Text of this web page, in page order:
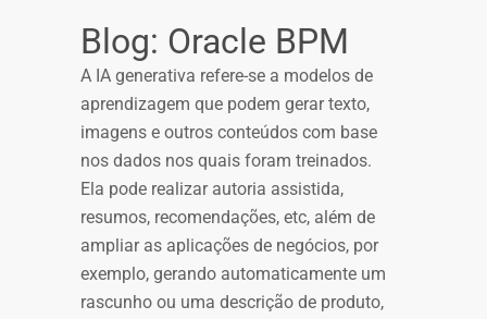
Blog: Oracle BPM
A IA generativa refere-se a modelos de
aprendizagem que podem gerar texto,
imagens e outros conteúdos com base
nos dados nos quais foram treinados.
Ela pode realizar autoria assistida,
resumos, recomendações, etc, além de
ampliar as aplicações de negócios, por
exemplo, gerando automaticamente um
rascunho ou uma descrição de produto,